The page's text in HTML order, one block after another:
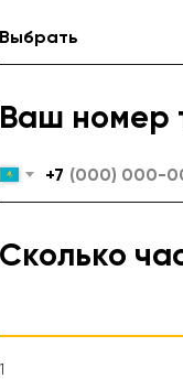
Ваш номер
+7
Сколько
1